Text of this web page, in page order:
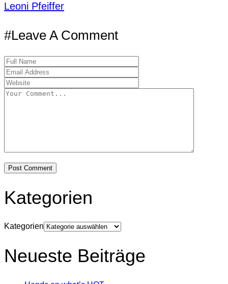
Leoni Pfeiffer
#Leave A Comment
Kategorien
Kategorien
Neueste Beiträge